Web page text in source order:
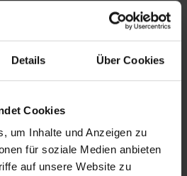
Details Über Cookies
Cookies
um Inhalte und Anzeigen zu
für soziale Medien anbieten
auf unsere Website zu